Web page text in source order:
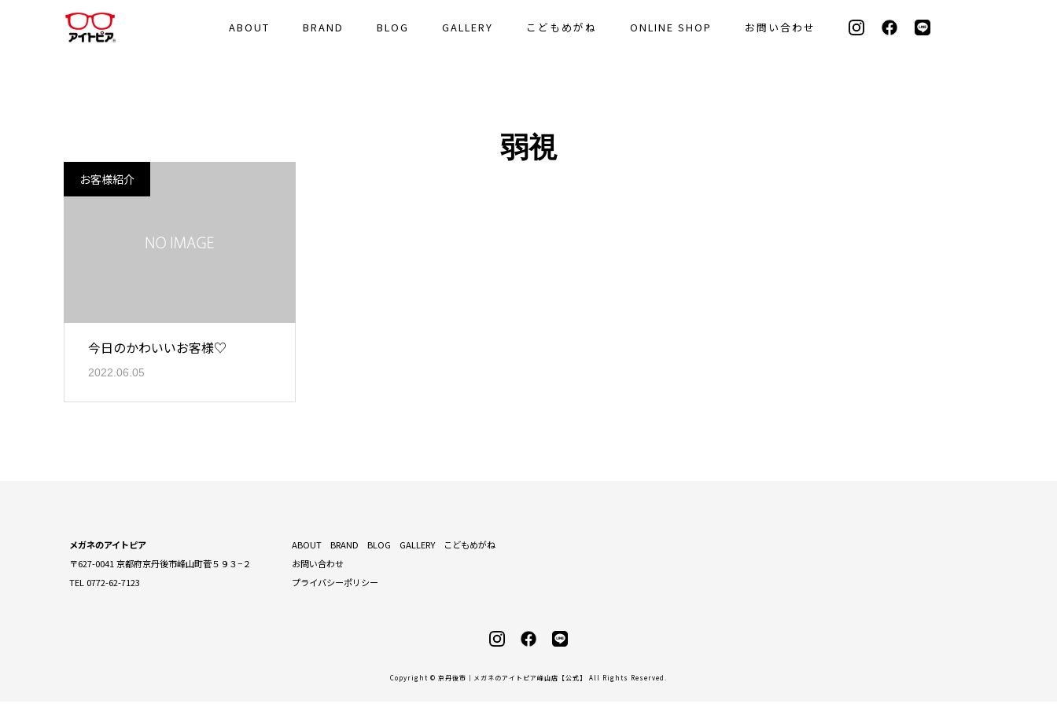
ABOUT BRAND BLOG GALLERY こどもめがね ONLINE SHOP お問い合わせ
弱視
お客様紹介
今日のかわいいお客様♡
2022.06.05
メガネのアイトピア
〒627-0041 京都府京丹後市峰山町菅５９３−２
TEL 0772-62-7123
ABOUT BRAND BLOG GALLERY
こどもめがね
お問い合わせ
プライバシーポリシー
Copyright © 京丹後市｜メガネのアイトピア峰山店【公式】 All Rights Reserved.